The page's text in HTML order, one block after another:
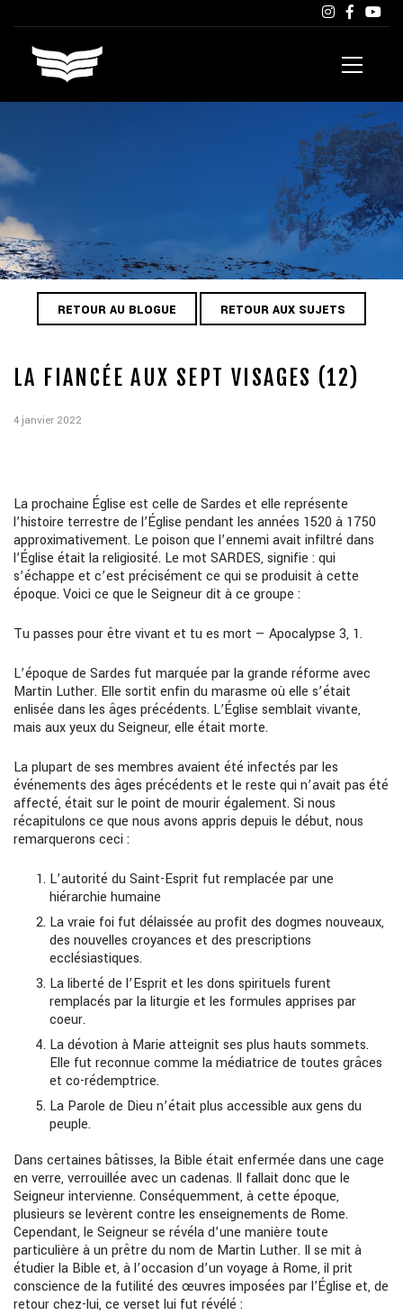
RETOUR AU BLOGUE RETOUR AUX SUJETS
LA FIANCÉE AUX SEPT VISAGES (12)
4 janvier 2022
La prochaine Église est celle de Sardes et elle représente
l’histoire terrestre de l’Église pendant les années 1520 à 1750
approximativement. Le poison que l’ennemi avait infiltré dans
l’Église était la religiosité. Le mot SARDES, signifie : qui
s’échappe et c’est précisément ce qui se produisit à cette
époque. Voici ce que le Seigneur dit à ce groupe :
Tu passes pour être vivant et tu es mort — Apocalypse 3, 1.
L’époque de Sardes fut marquée par la grande réforme avec
Martin Luther. Elle sortit enfin du marasme où elle s’était
enlisée dans les âges précédents. L’Église semblait vivante,
mais aux yeux du Seigneur, elle était morte.
La plupart de ses membres avaient été infectés par les
événements des âges précédents et le reste qui n’avait pas été
affecté, était sur le point de mourir également. Si nous
récapitulons ce que nous avons appris depuis le début, nous
remarquerons ceci :
L’autorité du Saint-Esprit fut remplacée par une
hiérarchie humaine
La vraie foi fut délaissée au profit des dogmes nouveaux,
des nouvelles croyances et des prescriptions
ecclésiastiques.
La liberté de l’Esprit et les dons spirituels furent
remplacés par la liturgie et les formules apprises par
coeur.
La dévotion à Marie atteignit ses plus hauts sommets.
Elle fut reconnue comme la médiatrice de toutes grâces
et co-rédemptrice.
La Parole de Dieu n’était plus accessible aux gens du
peuple.
Dans certaines bâtisses, la Bible était enfermée dans une cage
en verre, verrouillée avec un cadenas. Il fallait donc que le
Seigneur intervienne. Conséquemment, à cette époque,
plusieurs se levèrent contre les enseignements de Rome.
Cependant, le Seigneur se révéla d’une manière toute
particulière à un prêtre du nom de Martin Luther. Il se mit à
étudier la Bible et, à l’occasion d’un voyage à Rome, il prit
conscience de la futilité des œuvres imposées par l’Église et, de
retour chez-lui, ce verset lui fut révélé :